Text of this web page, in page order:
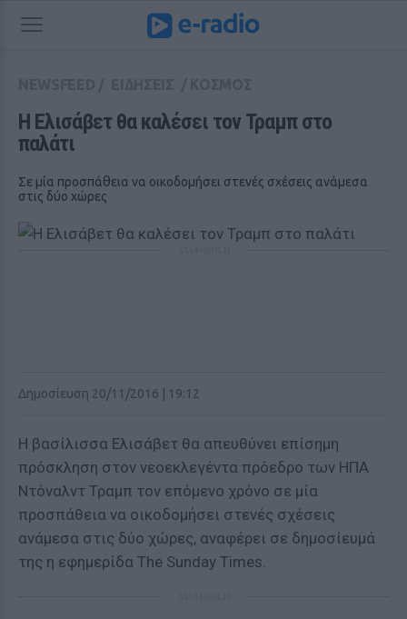
Η Ελισάβετ θα καλέσει τον Τραμπ στο
παλάτι
Σε μία προσπάθεια να οικοδομήσει στενές σχέσεις ανάμεσα
στις δύο χώρες
Δημοσίευση 20/11/2016 | 19:12
Η βασίλισσα Ελισάβετ θα απευθύνει επίσημη
πρόσκληση στον νεοεκλεγέντα πρόεδρο των ΗΠΑ
Ντόναλντ Τραμπ τον επόμενο χρόνο σε μία
προσπάθεια να οικοδομήσει στενές σχέσεις
ανάμεσα στις δύο χώρες, αναφέρει σε δημοσίευμά
της η εφημερίδα The Sunday Times.